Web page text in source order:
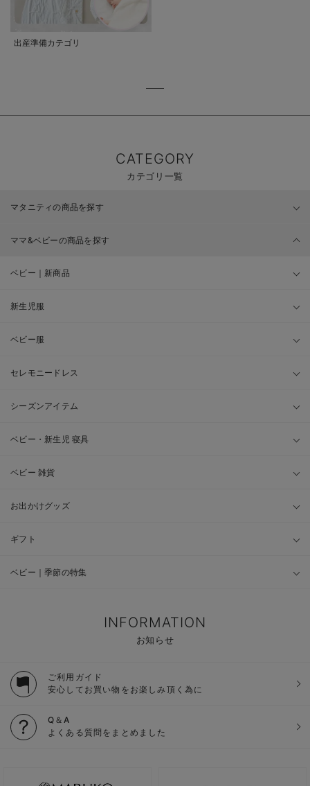
出産準備カテゴリ
CATEGORY
カテゴリ一覧
マタニティの商品を探す
ママ&ベビーの商品を探す
ベビー｜新商品
新生児服
ベビー服
セレモニードレス
シーズンアイテム
ベビー・新生児 寝具
ベビー 雑貨
お出かけグッズ
ギフト
ベビー｜季節の特集
INFORMATION
お知らせ
ご利用ガイド
安心してお買い物をお楽しみ頂く為に
Q＆A
よくある質問をまとめました